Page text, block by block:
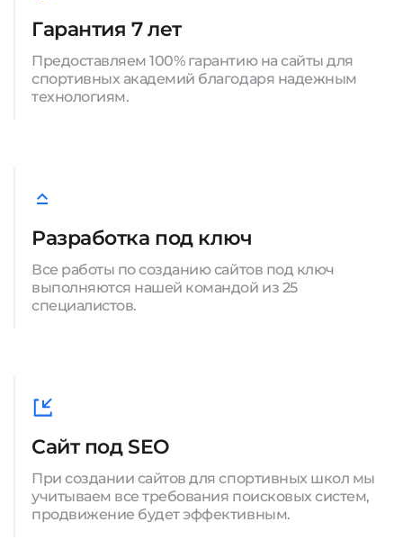
Гарантия 7 лет
Предоставляем 100% гарантию на сайты для
спортивных академий благодаря надежным
технологиям.
Разработка под ключ
Все работы по созданию сайтов под ключ
выполняются нашей командой из 25
специалистов.
Сайт под SEO
При создании сайтов для спортивных школ мы
учитываем все требования поисковых систем,
продвижение будет эффективным.